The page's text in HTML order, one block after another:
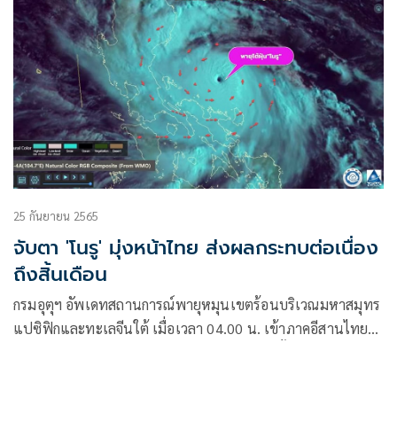
25 กันยายน 2565
จับตา 'โนรู' มุ่งหน้าไทย ส่งผลกระทบต่อเนื่อง
ถึงสิ้นเดือน
กรมอุตุฯ อัพเดทสถานการณ์พายุหมุนเขตร้อนบริเวณมหาสมุทร
แปซิฟิกและทะเลจีนใต้ เมื่อเวลา 04.00 น. เข้าภาคอีสานไทย